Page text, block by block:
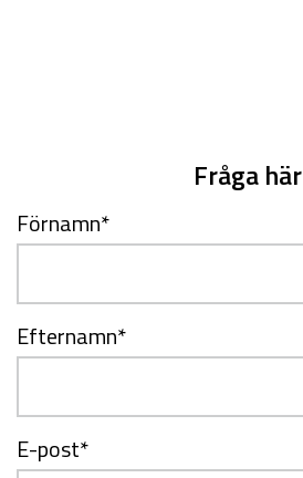
Fråga här
Förnamn*
Efternamn*
E-post*